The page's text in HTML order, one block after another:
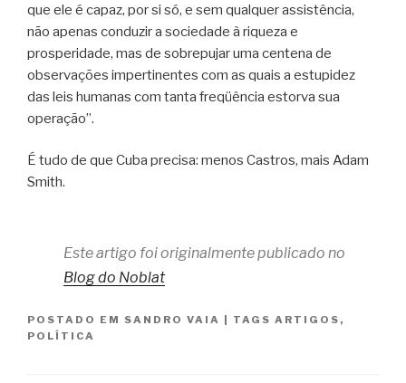
que ele é capaz, por si só, e sem qualquer assistência,
não apenas conduzir a sociedade à riqueza e
prosperidade, mas de sobrepujar uma centena de
observações impertinentes com as quais a estupidez
das leis humanas com tanta freqüência estorva sua
operação”.
É tudo de que Cuba precisa: menos Castros, mais Adam
Smith.
Este artigo foi originalmente publicado no
Blog do Noblat
POSTADO EM SANDRO VAIA | TAGS ARTIGOS ,
POLÍTICA